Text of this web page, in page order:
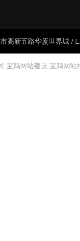
高新五路华厦世界城 /
宝鸡网站建设 宝鸡网站